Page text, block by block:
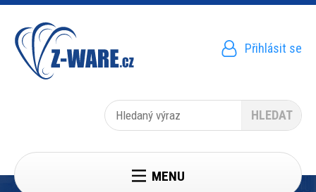
Přejít
hlavnímu
obsahu
Menu
účtu
Přihlásit se
Hledat
MENU